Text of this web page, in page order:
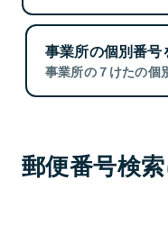
事業所の個別番号
事業所の７けたの個
郵便番号検